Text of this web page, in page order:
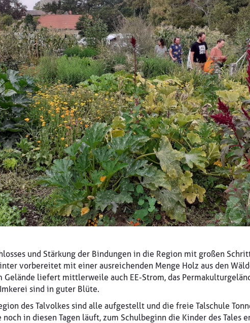
und Stärkung der Bindungen in die Region mit großen
vorbereitet mit einer ausreichenden Menge Holz aus den
Gelände liefert mittlerweile auch EE-Strom, das
sind in guter Blüte.
des Talvolkes sind alle aufgestellt und die freie Talschule
noch in diesen Tagen läuft, zum Schulbeginn die Kinder des Tales